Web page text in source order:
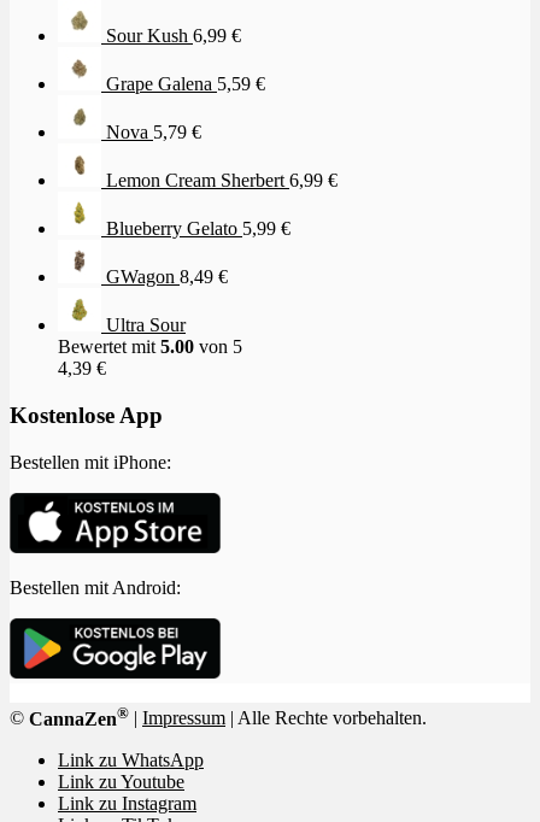
Sour Kush 6,99 €
Grape Galena 5,59 €
Nova 5,79 €
Lemon Cream Sherbert 6,99 €
Blueberry Gelato 5,99 €
GWagon 8,49 €
Ultra Sour
Bewertet mit 5.00 von 5
4,39 €
Kostenlose App
Bestellen mit iPhone:
Bestellen mit Android:
© CannaZen® Impressum | Alle Rechte vorbehalten.
Link zu WhatsApp
Link zu Youtube
Link zu Instagram